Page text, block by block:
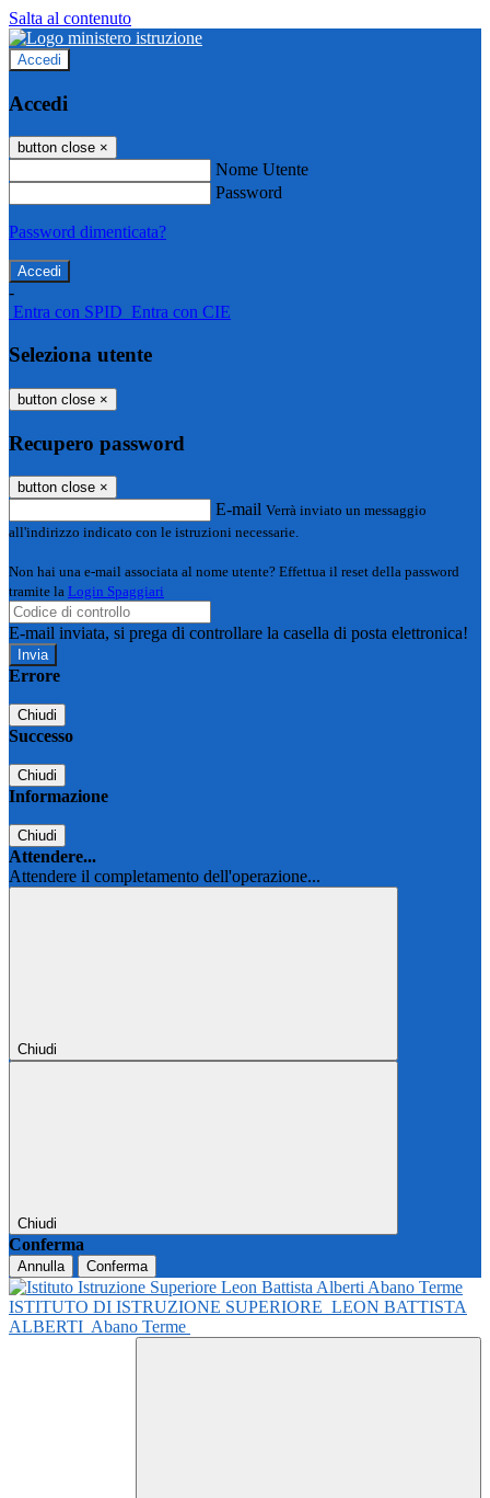
Salta al contenuto
Accedi
Accedi
button close ×
Nome Utente
Password
Password dimenticata?
-
Entra con SPID Entra con CIE
Seleziona utente
button close ×
Recupero password
button close ×
E-mail Verrà inviato un messaggio
all'indirizzo indicato con le istruzioni necessarie.
Non hai una e-mail associata al nome utente? Effettua il reset della password
tramite la Login Spaggiari
E-mail inviata, si prega di controllare la casella di posta elettronica!
Errore
Chiudi
Successo
Chiudi
Informazione
Chiudi
Attendere...
Attendere il completamento dell'operazione...
Chiudi
Chiudi
Conferma
Annulla Conferma
ISTITUTO DI ISTRUZIONE SUPERIORE LEON BATTISTA
ALBERTI Abano Terme